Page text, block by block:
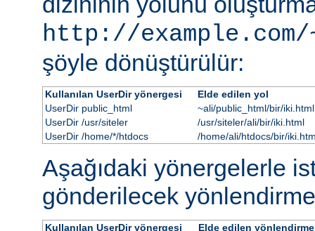
http://
şöyle dönüştürülür:
Kullanılan UserDir yönergesi
Elde edilen yol
UserDir public_html
~ali/public_html/bir/iki.html
UserDir /usr/siteler
/usr/siteler/ali/bir/iki.html
UserDir /home/*/htdocs
/home/ali/htdocs/bir/
Aşağıdaki yönergelerle
gönderilecek
Kullanılan UserDir yönergesi
Elde edilen yönlendirme